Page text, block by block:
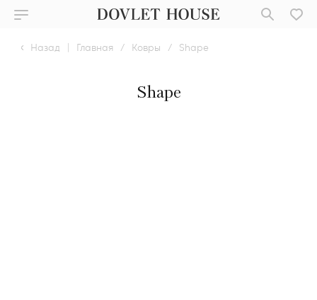
Назад | Главная / Ковры / Shape
Shape